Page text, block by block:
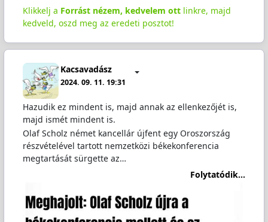
Klikkelj a Forrást nézem, kedvelem ottlinkre, majd
kedveld, oszd meg az eredeti posztot!
Kacsavadász
2024. 09. 11. 19:31
Hazudik ez mindent is, majd annak az ellenkezőjét is,
majd ismét mindent is.
Olaf Scholz német kancellár újfent egy Oroszország
részvételével tartott nemzetközi békekonferencia
megtartását sürgette az…
Folytatódik...